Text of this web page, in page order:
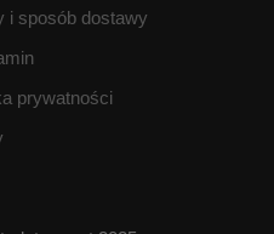
i sposób dostawy
prywatności